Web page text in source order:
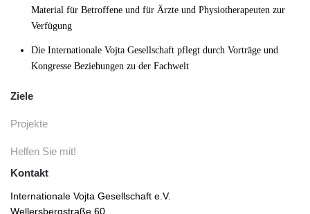
Material für Betroffene und für Ärzte und Physiotherapeuten zur
Verfügung
Die Internationale Vojta Gesellschaft pflegt durch Vorträge und
Kongresse Beziehungen zu der Fachwelt
Ziele
Projekte
Helfen Sie mit!
Kontakt
Internationale Vojta Gesellschaft e.V.
Wellersbergstraße 60